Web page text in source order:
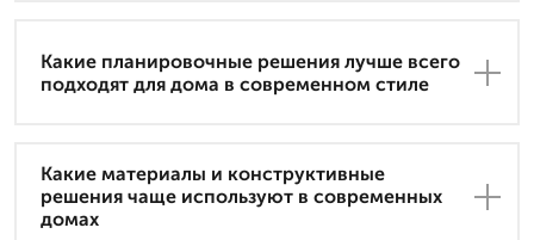
Какие планировочные решения лучше всего
подходят для дома в современном стиле
Какие материалы и конструктивные
решения чаще используют в современных
домах